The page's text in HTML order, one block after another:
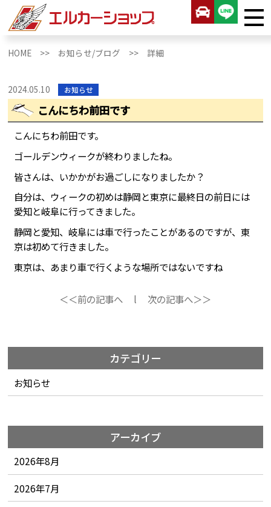
HOME >> お知らせ/ブログ >> 詳細
2024.05.10 お知らせ
こんにちわ前田です
こんにちわ前田です。
ゴールデンウィークが終わりましたね。
皆さんは、いかかがお過ごしになりましたか？
自分は、ウィークの初めは静岡と東京に最終日の前日には
愛知と岐阜に行ってきました。
静岡と愛知、岐阜には車で行ったことがあるのですが、東
京は初めて行きました。
東京は、あまり車で行くような場所ではないですね
＜＜前の記事へ l 次の記事へ＞＞
カテゴリー
お知らせ
アーカイブ
2026年8月
2026年7月